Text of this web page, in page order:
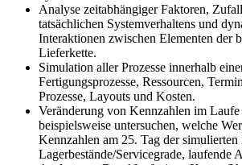
Analyse zeitabhängiger Faktoren,
tatsächlichen Systemverhaltens und
Interaktionen zwischen Elementen der
Lieferkette.
Simulation aller Prozesse innerhalb
Fertigungsprozesse, Ressourcen,
Prozesse, Layouts und Kosten.
Veränderung von Kennzahlen im
beispielsweise untersuchen, welche
Kennzahlen am 25. Tag der simulierten
Lagerbestände/Servicegrade, laufende